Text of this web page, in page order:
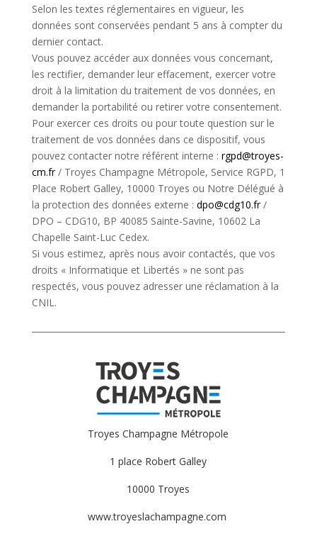
Selon les textes réglementaires en vigueur, les
données sont conservées pendant 5 ans à compter du
dernier contact.
Vous pouvez accéder aux données vous concernant,
les rectifier, demander leur effacement, exercer votre
droit à la limitation du traitement de vos données, en
demander la portabilité ou retirer votre consentement.
Pour exercer ces droits ou pour toute question sur le
traitement de vos données dans ce dispositif, vous
pouvez contacter notre référent interne : rgpd@troyes-
cm.fr / Troyes Champagne Métropole, Service RGPD, 1
Place Robert Galley, 10000 Troyes ou Notre Délégué à
la protection des données externe : dpo@cdg10.fr /
DPO – CDG10, BP 40085 Sainte-Savine, 10602 La
Chapelle Saint-Luc Cedex.
Si vous estimez, après nous avoir contactés, que vos
droits « Informatique et Libertés » ne sont pas
respectés, vous pouvez adresser une réclamation à la
CNIL.
Troyes Champagne Métropole
1 place Robert Galley
10000 Troyes
www.troyeslachampagne.com